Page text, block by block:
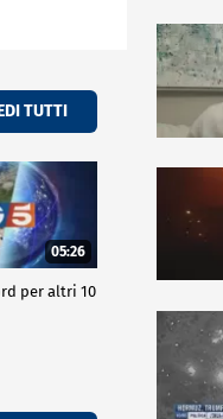
TUTTI
05:26
per altri 10